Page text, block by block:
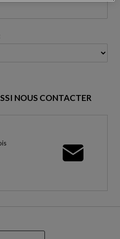
NOUS CONTACTER